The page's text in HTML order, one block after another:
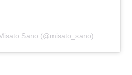
Sano (@misato_sano)